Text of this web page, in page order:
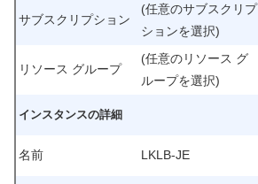
サブスクリプション
(任意のサブスクリプ
ションを選択)
リソース グループ
(任意のリソース グ
ループを選択)
インスタンスの詳細
名前 LKLB-JE